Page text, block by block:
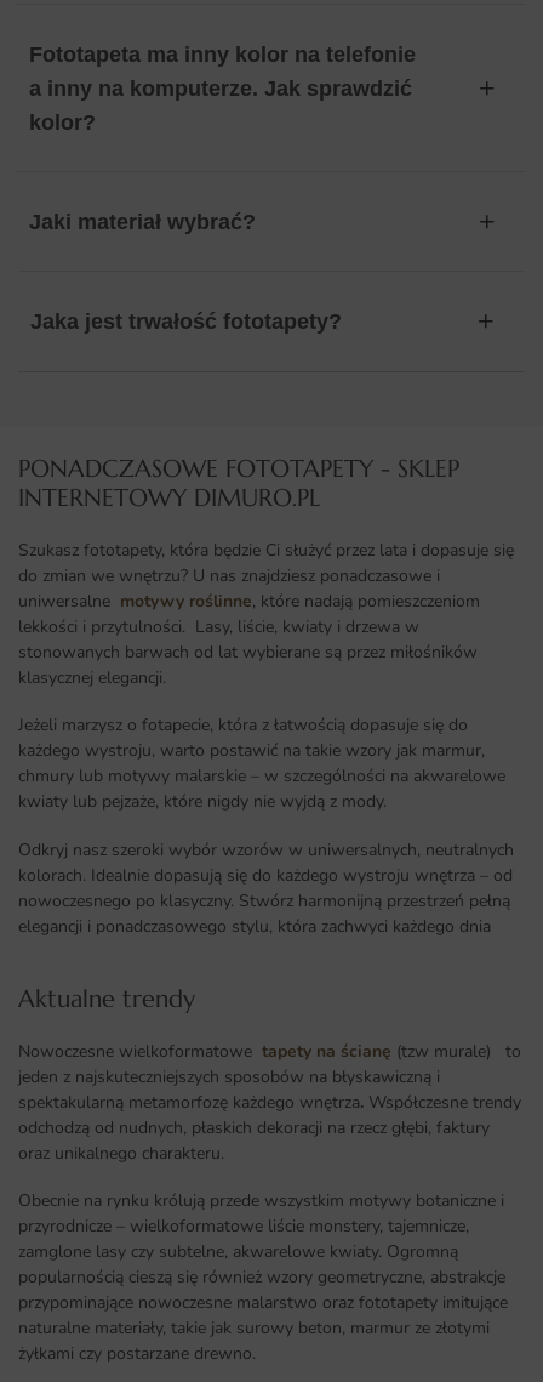
Fototapeta ma inny kolor na telefonie
a inny na komputerze. Jak sprawdzić
kolor?
Jaki materiał wybrać?
Jaka jest trwałość fototapety?
PONADCZASOWE FOTOTAPETY - SKLEP
INTERNETOWY DIMURO.PL​
Szukasz fototapety, która będzie Ci służyć przez lata i dopasuje się
do zmian we wnętrzu? U nas znajdziesz ponadczasowe i
uniwersalne motywy roślinne, które nadają pomieszczeniom
lekkości i przytulności. Lasy, liście, kwiaty i drzewa w
stonowanych barwach od lat wybierane są przez miłośników
klasycznej elegancji.
Jeżeli marzysz o fotapecie, która z łatwością dopasuje się do
każdego wystroju, warto postawić na takie wzory jak marmur,
chmury lub motywy malarskie – w szczególności na akwarelowe
kwiaty lub pejzaże, które nigdy nie wyjdą z mody.
Odkryj nasz szeroki wybór wzorów w uniwersalnych, neutralnych
kolorach. Idealnie dopasują się do każdego wystroju wnętrza – od
nowoczesnego po klasyczny. Stwórz harmonijną przestrzeń pełną
elegancji i ponadczasowego stylu, która zachwyci każdego dnia
Aktualne trendy​
Nowoczesne wielkoformatowe tapety na ścianę (tzw murale) to
jeden z najskuteczniejszych sposobów na błyskawiczną i
spektakularną metamorfozę każdego wnętrza. Współczesne trendy
odchodzą od nudnych, płaskich dekoracji na rzecz głębi, faktury
oraz unikalnego charakteru.
Obecnie na rynku królują przede wszystkim motywy botaniczne i
przyrodnicze – wielkoformatowe liście monstery, tajemnicze,
zamglone lasy czy subtelne, akwarelowe kwiaty. Ogromną
popularnością cieszą się również wzory geometryczne, abstrakcje
przypominające nowoczesne malarstwo oraz fototapety imitujące
naturalne materiały, takie jak surowy beton, marmur ze złotymi
żyłkami czy postarzane drewno.